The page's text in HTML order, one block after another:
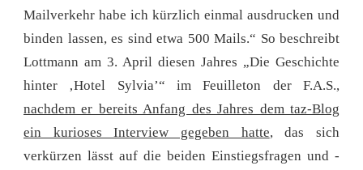
Mailverkehr habe ich kürzlich einmal ausdrucken und
binden lassen, es sind etwa 500 Mails.“ So beschreibt
Lottmann am 3. April diesen Jahres „Die Geschichte
hinter ‚Hotel Sylvia’“ im Feuilleton der F.A.S.,
nachdem er bereits Anfang des Jahres dem taz-Blog
ein kurioses Interview gegeben hatte, das sich
verkürzen lässt auf die beiden Einstiegsfragen und -